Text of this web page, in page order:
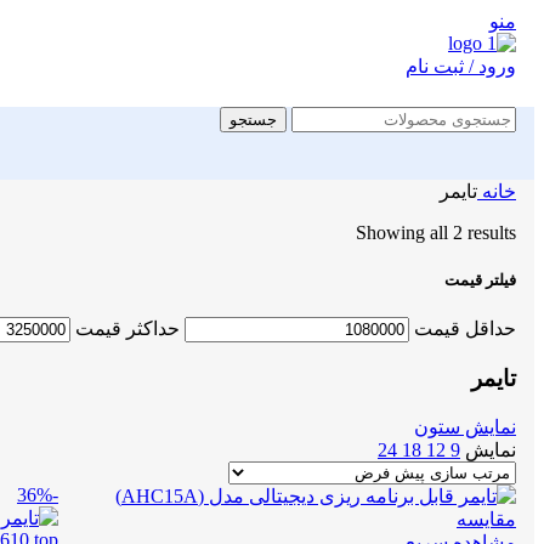
منو
ورود / ثبت نام
جستجو
خانه تایمر
Showing all 2 results
فیلتر قیمت
حداقل قیمت حداكثر قيمت
تایمر
نمایش ستون
نمایش 9
12
18
24
مقایسه
-36%